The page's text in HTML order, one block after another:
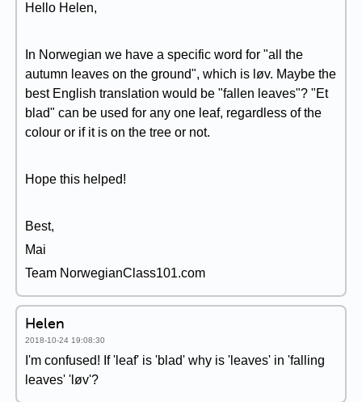
Hello Helen,
In Norwegian we have a specific word for "all the
autumn leaves on the ground", which is løv. Maybe the
best English translation would be "fallen leaves"? "Et
blad" can be used for any one leaf, regardless of the
colour or if it is on the tree or not.
Hope this helped!
Best,
Mai
Team NorwegianClass101.com
Helen
2018-10-24 19:08:30
I'm confused! If 'leaf' is 'blad' why is 'leaves' in 'falling
leaves' 'løv'?